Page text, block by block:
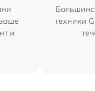
и
техники